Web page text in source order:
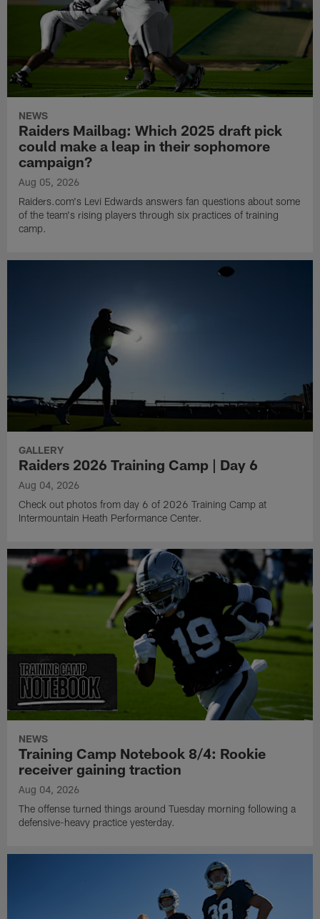
NEWS
Raiders Mailbag: Which 2025 draft pick
could make a leap in their sophomore
campaign?
Aug 05, 2026
Raiders.com's Levi Edwards answers fan questions about some
of the team's rising players through six practices of training
camp.
GALLERY
Raiders 2026 Training Camp | Day 6
Aug 04, 2026
Check out photos from day 6 of 2026 Training Camp at
Intermountain Heath Performance Center.
NEWS
Training Camp Notebook 8/4: Rookie
receiver gaining traction
Aug 04, 2026
The offense turned things around Tuesday morning following a
defensive-heavy practice yesterday.